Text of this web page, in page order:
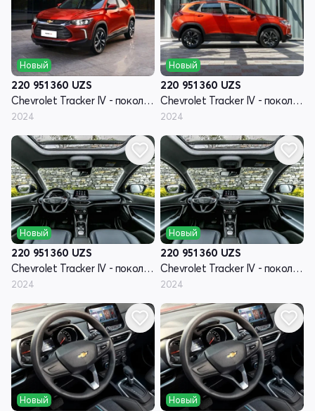
Новый
220 951 360 UZS
Chevrolet Tracker IV - поколение
2024
Новый
220 951 360 UZS
Chevrolet Tracker IV - поколение
2024
Новый
220 951 360 UZS
Chevrolet Tracker IV - поколение
2024
Новый
220 951 360 UZS
Chevrolet Tracker IV - поколение
2024
Новый Новый